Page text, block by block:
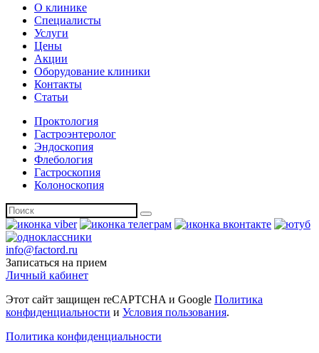
О клинике
Специалисты
Услуги
Цены
Акции
Оборудование клиники
Контакты
Статьи
Проктология
Гастроэнтеролог
Эндоскопия
Флебология
Гастроскопия
Колоноскопия
info@factord.ru
Записаться на прием
Личный кабинет
Этот сайт защищен reCAPTCHA и Google Политика
конфиденциальности и Условия пользования.
Политика конфиденциальности